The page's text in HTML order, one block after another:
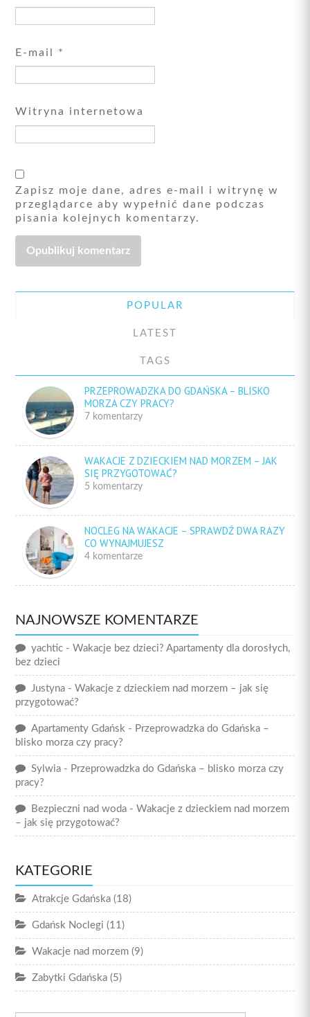
E-mail *
Witryna internetowa
Zapisz moje dane, adres e-mail i witrynę w
przeglądarce aby wypełnić dane podczas
pisania kolejnych komentarzy.
POPULAR
LATEST
TAGS
PRZEPROWADZKA DO GDAŃSKA – BLISKO
MORZA CZY PRACY?
7 komentarzy
WAKACJE Z DZIECKIEM NAD MORZEM – JAK
SIĘ PRZYGOTOWAĆ?
5 komentarzy
NOCLEG NA WAKACJE – SPRAWDŹ DWA RAZY
CO WYNAJMUJESZ
4 komentarze
NAJNOWSZE KOMENTARZE
yachtic -Wakacje bez dzieci? Apartamenty dla dorosłych,
bez dzieci
Justyna -Wakacje z dzieckiem nad morzem – jak się
przygotować?
Apartamenty Gdańsk - Przeprowadzka do Gdańska –
blisko morza czy pracy?
Sylwia - Przeprowadzka do Gdańska – blisko morza czy
pracy?
Bezpieczni nad woda -Wakacje z dzieckiem nad morzem
– jak się przygotować?
KATEGORIE
Atrakcje Gdańska (18)
Gdańsk Noclegi (11)
Wakacje nad morzem (9)
Zabytki Gdańska (5)